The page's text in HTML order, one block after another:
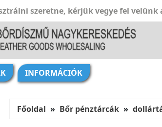
szeretne, kérjük vegye fel velünk
INFORMÁCIÓK
Főoldal Bőr pénztárcák